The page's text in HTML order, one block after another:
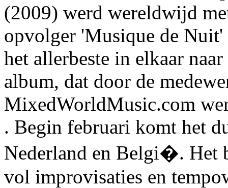
(2009) werd wereldwijd
opvolger 'Musique de
het allerbeste in elkaar
album, dat door de
MixedWorldMusic.com
. Begin februari komt het
Nederland en Belgi�. Het
vol improvisaties en